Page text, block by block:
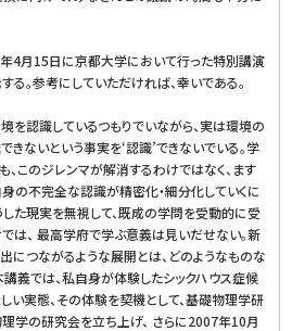
4月15日に京都大学において行った特別講演
る。参考にしていただければ、幸いである。
境を認識しているつもりでいながら、実は環境の
きないという事実を‘認識’できないでいる。学
、このジレンマが解消するわけではなく、ます
の不完全な認識が精密化・細分化していくに
した現実を無視して、既成の学問を受動的に受
は、 最高学府で学ぶ意義は見いだせない。新
につながるような展開とは、どのようなものな
講義では、私自身が体験したシックハウス症候
い実態、その体験を契機として、基礎物理学研
学の研究会を立ち上げ、 さらに2007年10月